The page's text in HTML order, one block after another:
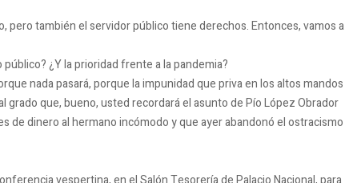
pero también el servidor público tiene derechos.Entonces, vamos a
público?¿Y la prioridad frente a la pandemia?
nada pasará, porque la impunidad que priva en los altos mandos
que, bueno, usted recordará el asunto de Pío López Obrador
de dinero al hermano incómodo y que ayer abandonó el ostracismo